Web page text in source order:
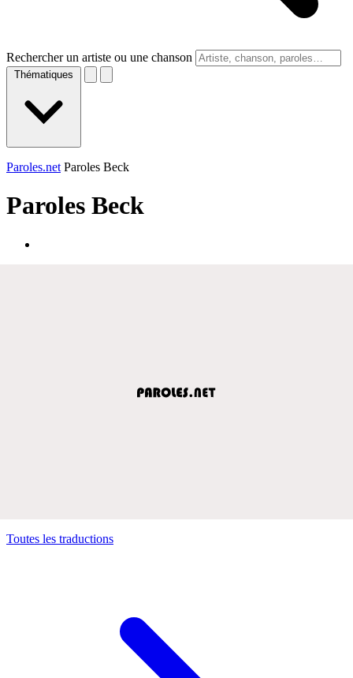
Rechercher un artiste ou une chanson
Thématiques
Paroles.net Paroles Beck
Paroles Beck
Toutes les traductions